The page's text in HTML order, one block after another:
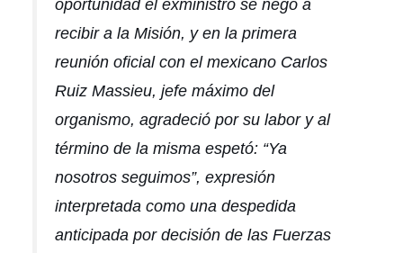
oportunidad el exministro se negó a
recibir a la Misión, y en la primera
reunión oficial con el mexicano Carlos
Ruiz Massieu, jefe máximo del
organismo, agradeció por su labor y al
término de la misma espetó: “Ya
nosotros seguimos”, expresión
interpretada como una despedida
anticipada por decisión de las Fuerzas